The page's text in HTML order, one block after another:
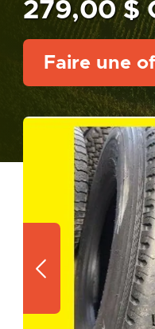
279,00 $
Faire une